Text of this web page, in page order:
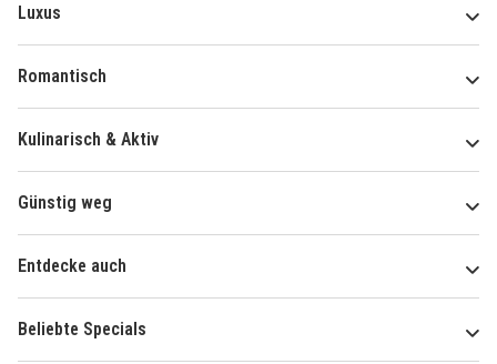
Luxus
Romantisch
Kulinarisch & Aktiv
Günstig weg
Entdecke auch
Beliebte Specials